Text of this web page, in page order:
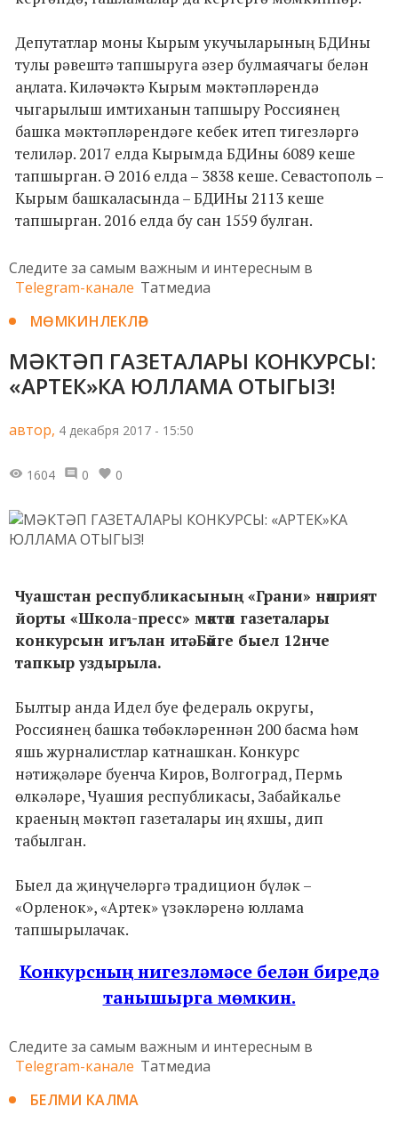
Депутатлар моны Кырым укучыларының БДИны
тулы рәвештә тапшыруга әзер булмаячагы белән
аңлата. Киләчәктә Кырым мәктәпләрендә
чыгарылыш имтиханын тапшыру Россиянең
башка мәктәпләрендәге кебек итеп тигезләргә
телиләр. 2017 елда Кырымда БДИны 6089 кеше
тапшырган. Ә 2016 елда – 3838 кеше. Севастополь –
Кырым башкаласында – БДИНы 2113 кеше
тапшырган. 2016 елда бу сан 1559 булган.
Следите за самым важным и интересным в
Telegram-канале Татмедиа
МӨМКИНЛЕКЛӘР
МӘКТӘП ГАЗЕТАЛАРЫ КОНКУРСЫ:
«АРТЕК»КА ЮЛЛАМА ОТЫГЫЗ!
автор, 4 декабря 2017 - 15:50
1604 0 0
Чуашстан республикасының «Грани» нәшрият
йорты «Школа-пресс» мәктәп газеталары
конкурсын игълан итә. Бәйге быел 12нче
тапкыр уздырыла.
Былтыр анда Идел буе федераль округы,
Россиянең башка төбәкләреннән 200 басма һәм
яшь журналистлар катнашкан. Конкурс
нәтиҗәләре буенча Киров, Волгоград, Пермь
өлкәләре, Чуашия республикасы, Забайкалье
краеның мәктәп газеталары иң яхшы, дип
табылган.
Быел да җиңүчеләргә традицион бүләк –
«Орленок», «Артек» үзәкләренә юллама
тапшырылачак.
Конкурсның нигезләмәсе белән биредә
танышырга мөмкин.
Следите за самым важным и интересным в
Telegram-канале Татмедиа
БЕЛМИ КАЛМА